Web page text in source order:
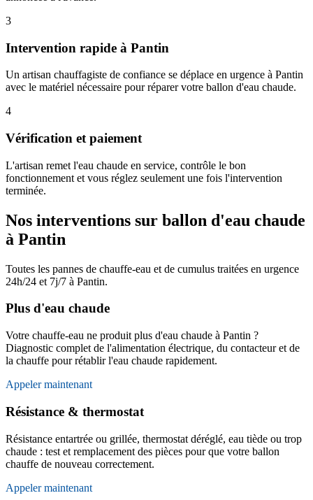
3
Intervention rapide à Pantin
Un artisan chauffagiste de confiance se déplace en urgence à Pantin
avec le matériel nécessaire pour réparer votre ballon d'eau chaude.
4
Vérification et paiement
L'artisan remet l'eau chaude en service, contrôle le bon
fonctionnement et vous réglez seulement une fois l'intervention
terminée.
Nos interventions sur ballon d'eau chaude
à Pantin
Toutes les pannes de chauffe-eau et de cumulus traitées en urgence
24h/24 et 7j/7 à Pantin.
Plus d'eau chaude
Votre chauffe-eau ne produit plus d'eau chaude à Pantin ?
Diagnostic complet de l'alimentation électrique, du contacteur et de
la chauffe pour rétablir l'eau chaude rapidement.
Appeler maintenant
Résistance & thermostat
Résistance entartrée ou grillée, thermostat déréglé, eau tiède ou trop
chaude : test et remplacement des pièces pour que votre ballon
chauffe de nouveau correctement.
Appeler maintenant